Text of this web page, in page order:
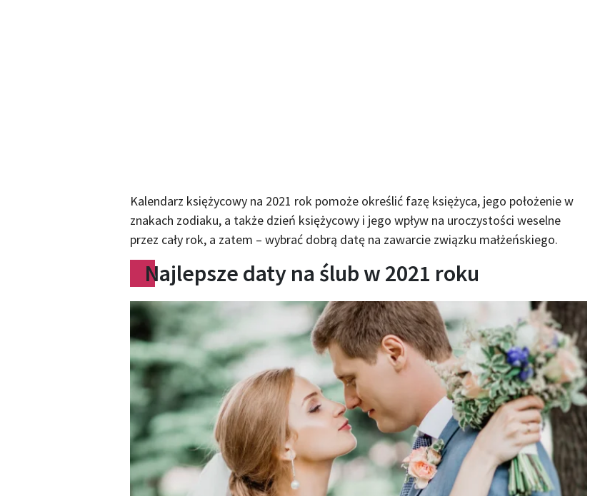
Kalendarz księżycowy na 2021 rok pomoże określić fazę księżyca, jego położenie w
znakach zodiaku, a także dzień księżycowy i jego wpływ na uroczystości weselne
przez cały rok, a zatem – wybrać dobrą datę na zawarcie związku małżeńskiego.
Najlepsze daty na ślub w 2021 roku